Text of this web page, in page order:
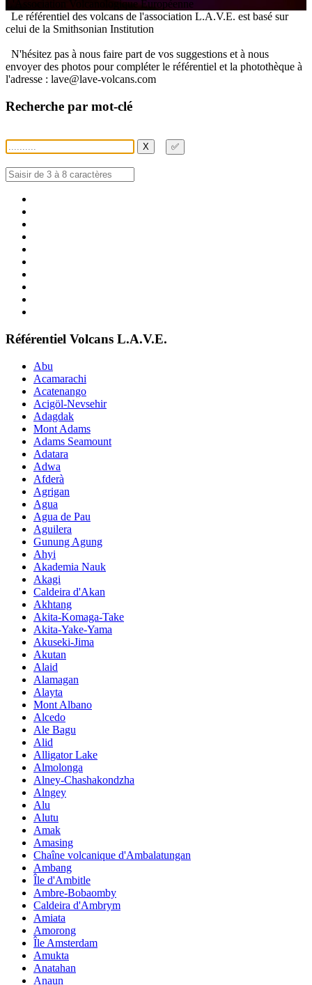
ssociation V olcanologiqueEuropéenne
Le référentiel des volcans de l'association L.A.V.E. est basé sur
celui de la Smithsonian Institution
N'hésitez pas à nous faire part de vos suggestions et à nous
envoyer des photos pour compléter le référentiel et la photothèque à
l'adresse : lave@lave-volcans.com
Recherche par mot-clé
X ✅
Référentiel Volcans L.A.V.E.
Abu
Acamarachi
Acatenango
Acigöl-Nevsehir
Adagdak
Mont Adams
Adams Seamount
Adatara
Adwa
Afderà
Agrigan
Agua
Agua de Pau
Aguilera
Gunung Agung
Ahyi
Akademia Nauk
Akagi
Caldeira d'Akan
Akhtang
Akita-Komaga-Take
Akita-Yake-Yama
Akuseki-Jima
Akutan
Alaid
Alamagan
Alayta
Mont Albano
Alcedo
Ale Bagu
Alid
Alligator Lake
Almolonga
Alney-Chashakondzha
Alngey
Alu
Alutu
Amak
Amasing
Chaîne volcanique d'Ambalatungan
Ambang
Île d'Ambitle
Ambre-Bobaomby
Caldeira d'Ambrym
Amiata
Amorong
Île Amsterdam
Amukta
Anatahan
Anaun